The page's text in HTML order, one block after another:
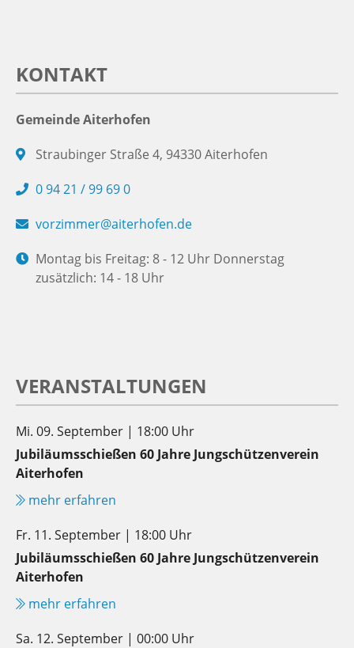
KONTAKT
Gemeinde Aiterhofen
Straubinger Straße 4, 94330 Aiterhofen
0 94 21 / 99 69 0
vorzimmer@aiterhofen.de
Montag bis Freitag: 8 - 12 Uhr Donnerstag
zusätzlich: 14 - 18 Uhr
VERANSTALTUNGEN
Mi. 09. September | 18:00 Uhr
Jubiläumsschießen 60 Jahre Jungschützenverein
Aiterhofen
mehr erfahren
Fr. 11. September | 18:00 Uhr
Jubiläumsschießen 60 Jahre Jungschützenverein
Aiterhofen
mehr erfahren
Sa. 12. September | 00:00 Uhr